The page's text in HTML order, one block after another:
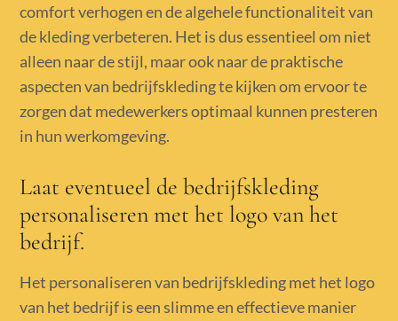
comfort verhogen en de algehele functionaliteit van
de kleding verbeteren. Het is dus essentieel om niet
alleen naar de stijl, maar ook naar de praktische
aspecten van bedrijfskleding te kijken om ervoor te
zorgen dat medewerkers optimaal kunnen presteren
in hun werkomgeving.
Laat eventueel de bedrijfskleding
personaliseren met het logo van het
bedrijf.
Het personaliseren van bedrijfskleding met het logo
van het bedrijf is een slimme en effectieve manier